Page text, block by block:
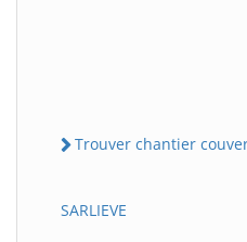
Trouver chantier
SARLIEVE